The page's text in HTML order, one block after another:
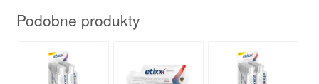
Podobne produkty